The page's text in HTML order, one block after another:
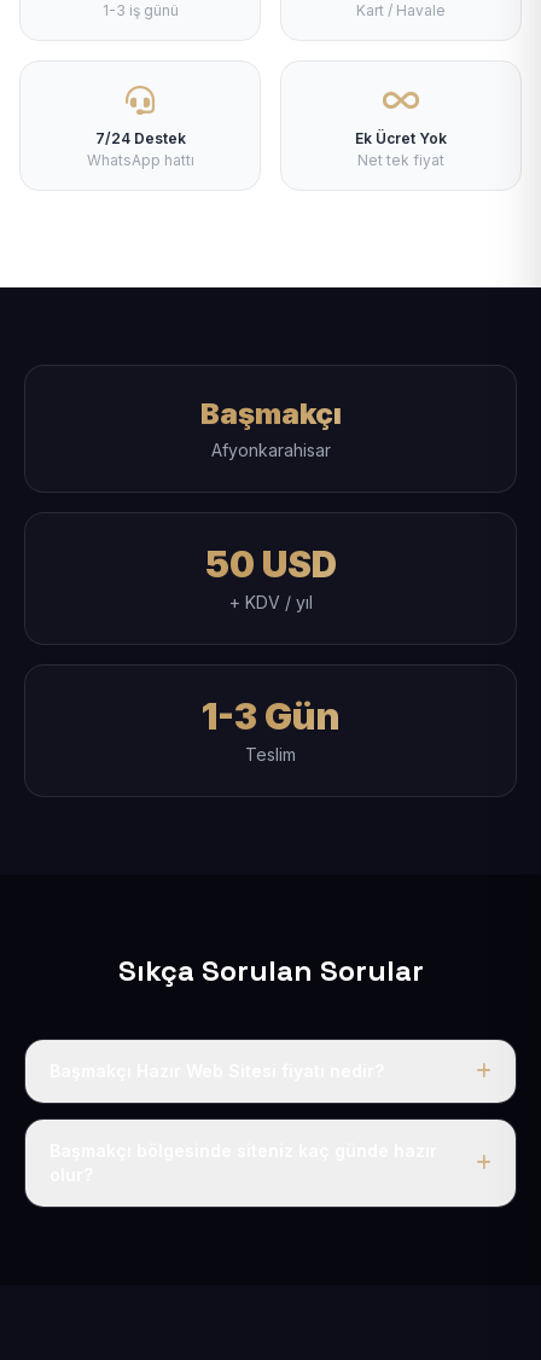
1-3 iş günü
Kart / Havale
7/24 Destek
WhatsApp hattı
Ek Ücret Yok
Net tek fiyat
Başmakçı
Afyonkarahisar
50 USD
+ KDV / yıl
1-3 Gün
Teslim
Sıkça Sorulan Sorular
Tek fiyat uygulanır: yıllık 50 USD + KDV. Bu bedele alan